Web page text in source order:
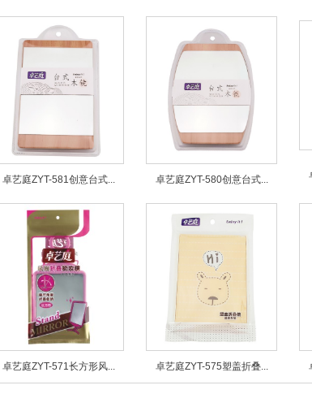
卓艺庭ZYT-581创意台式... 卓艺庭ZYT-580创意台式...
卓艺庭ZYT-571长方形风... 卓艺庭ZYT-575塑盖折叠...